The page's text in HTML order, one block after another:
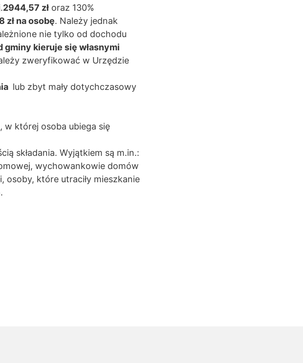
2944,57 zł oraz 130%
zł na osobę. Należy jednak
nie tylko od dochodu
gminy kieruje się własnymi
zweryfikować w Urzędzie
lub zbyt mały dotychczasowy
w której osoba ubiega się
składania. Wyjątkiem są m.in.:
wychowankowie domów
które utraciły mieszkanie